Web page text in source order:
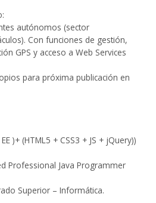
autónomos (sector
Con funciones de gestión,
GPS y acceso a Web Services
para próxima publicación en
)+ (HTML5 + CSS3 + JS + jQuery))
Professional Java Programmer
Superior – Informática.